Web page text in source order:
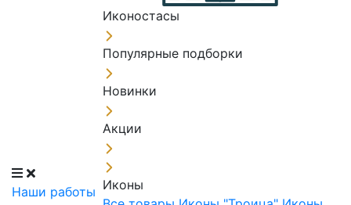
Наши работы
Иконостасы
Популярные подборки
Новинки
Акции
Иконы